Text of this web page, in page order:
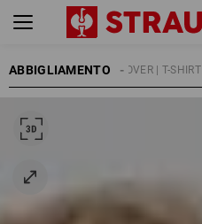
ABBIGLIAMENTO
MAGLIE | PULLOVER | T-SHIRT